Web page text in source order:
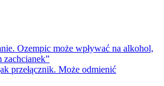
Ozempic może wpływać na alkohol,
zachcianek”
przełącznik. Może odmienić